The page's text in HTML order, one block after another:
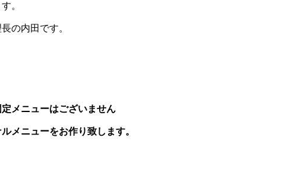
。
の内田です。
メニューはございません
メニューをお作り致します。